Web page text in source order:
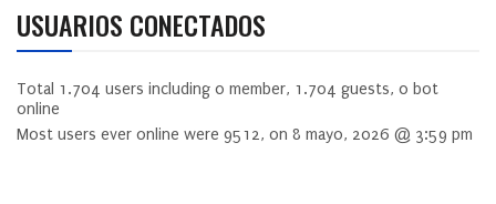
USUARIOS CONECTADOS
Total 1.704 users including 0 member, 1.704 guests, 0 bot
online
Most users ever online were 9512, on 8 mayo, 2026 @ 3:59 pm